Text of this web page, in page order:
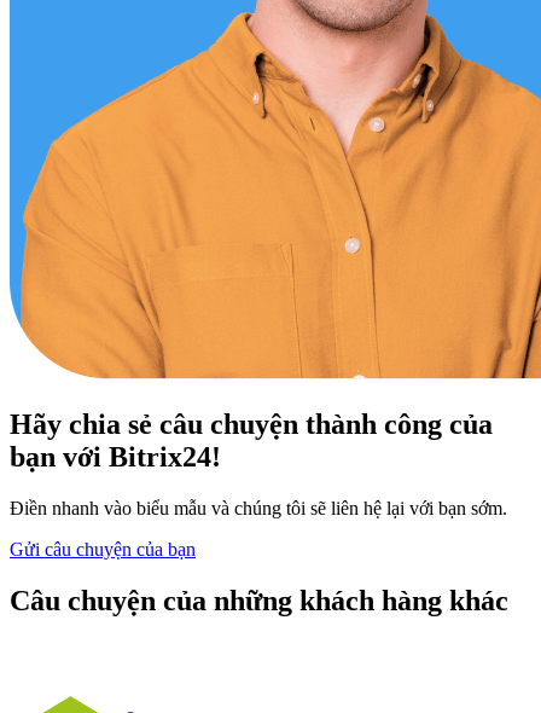
Hãy chia sẻ câu chuyện thành công của
bạn với Bitrix24!
Điền nhanh vào biểu mẫu và chúng tôi sẽ liên hệ lại với bạn sớm.
Gửi câu chuyện của bạn
Câu chuyện của những khách hàng khác